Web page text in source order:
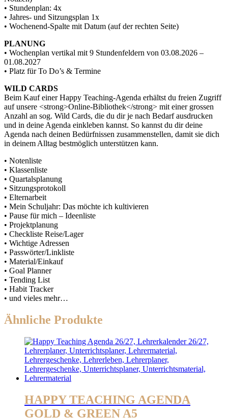
• Stundenplan: 4x
• Jahres- und Sitzungsplan 1x
• Wochenend-Spalte mit Datum (auf der rechten Seite)
PLANUNG
• Wochenplan vertikal mit 9 Stundenfeldern von 03.08.2026 –
01.08.2027
• Platz für To Do’s & Termine
WILD CARDS
Beim Kauf einer Happy Teaching-Agenda erhältst du freien Zugriff
auf unsere <strong>Online-Bibliothek</strong> mit einer grossen
Anzahl an sog. Wild Cards, die du dir je nach Bedarf ausdrucken
und in deine Agenda einkleben kannst. So kannst du dir deine
Agenda nach deinen Bedürfnissen zusammenstellen, damit sie dich
in deinem Alltag bestmöglich unterstützen kann.
• Notenliste
• Klassenliste
• Quartalsplanung
• Sitzungsprotokoll
• Elternarbeit
• Mein Schuljahr: Das möchte ich kultivieren
• Pause für mich – Ideenliste
• Projektplanung
• Checkliste Reise/Lager
• Wichtige Adressen
• Passwörter/Linkliste
• Material/Einkauf
• Goal Planner
• Tending List
• Habit Tracker
• und vieles mehr…
Ähnliche Produkte
HAPPY TEACHING AGENDA
GOLD & GREEN A5